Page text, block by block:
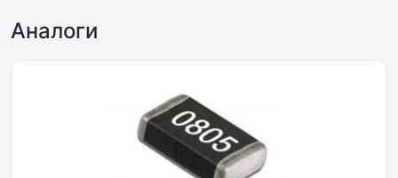
Аналоги